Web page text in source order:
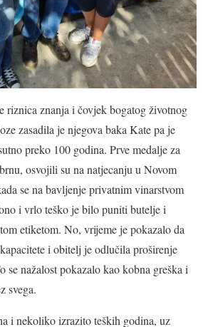
riznica znanja i čovjek bogatog životnog
zasadila je njegova baka Kate pa je
preko 100 godina. Prve medalje za
osvojili su na natjecanju u Novom
se na bavljenje privatnim vinarstvom
i vrlo teško je bilo puniti butelje i
etiketom. No, vrijeme je pokazalo da
i obitelj je odlučila proširenje
se nažalost pokazalo kao kobna greška i
svega.
i nekoliko izrazito teških godina, uz